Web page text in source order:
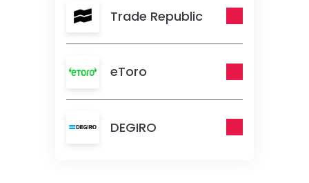
Trade Republic
eToro
DEGIRO